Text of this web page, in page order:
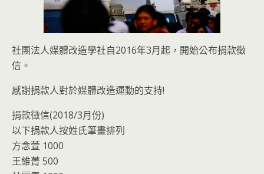
社團法人媒體改造學社自2016年3月起，開始公布捐款徵
信。
感謝捐款人對於媒體改造運動的支持!
捐款徵信(2018/3月份)
以下捐款人按姓氏筆畫排列
方念萱 1000
王維菁 500